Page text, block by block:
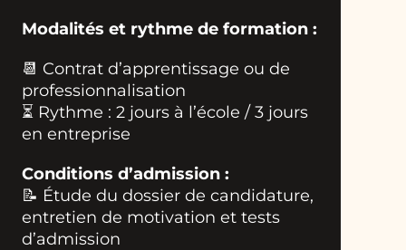
Modalités et rythme de formation :
📆 Contrat d’apprentissage ou de
professionnalisation
⏳ Rythme : 2 jours à l’école / 3 jours
en entreprise
Conditions d’admission :
📝 Étude du dossier de candidature,
entretien de motivation et tests
d’admission